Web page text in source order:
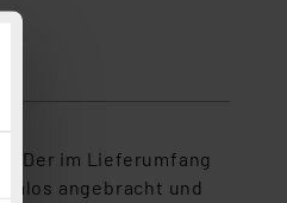
Der im Lieferumfang
angebracht und